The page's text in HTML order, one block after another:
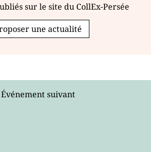
sur le site du CollEx-Persée
une actualité
Événement suivant